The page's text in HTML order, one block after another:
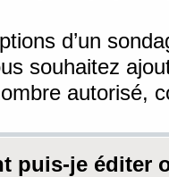
d’un
souhaitez
autorisé,
puis-je éditer